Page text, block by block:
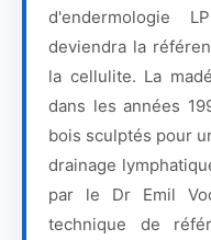
d'endermologie
deviendra la
la cellulite. La
dans les années
bois sculptés pour
drainage
par le Dr Emil
technique de